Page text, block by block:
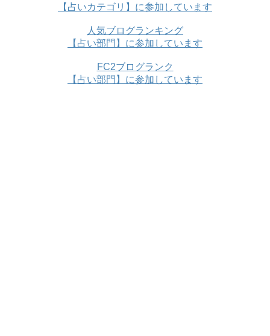
【占いカテゴリ】に参加しています
人気ブログランキング
【占い部門】に参加しています
FC2ブログランク
【占い部門】に参加しています